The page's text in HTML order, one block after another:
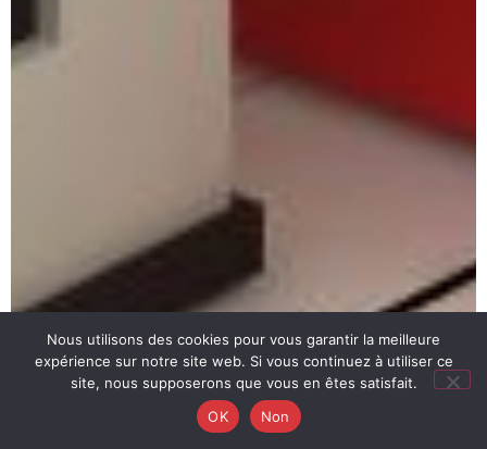
Nous utilisons des cookies pour vous garantir la meilleure
expérience sur notre site web. Si vous continuez à utiliser ce
site, nous supposerons que vous en êtes satisfait.
OK
Non